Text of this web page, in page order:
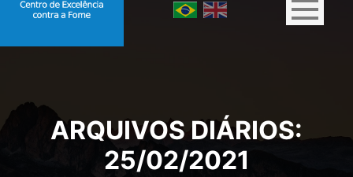
ARQUIVOS DIÁRIOS:
25/02/2021